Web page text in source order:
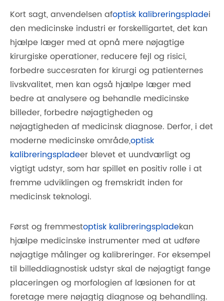
Kort sagt, anvendelsen afoptisk kalibreringspladei
den medicinske industri er forskelligartet, det kan
hjælpe læger med at opnå mere nøjagtige
kirurgiske operationer, reducere fejl og risici,
forbedre succesraten for kirurgi og patienternes
livskvalitet, men kan også hjælpe læger med
bedre at analysere og behandle medicinske
billeder, forbedre nøjagtigheden og
nøjagtigheden af ​​medicinsk diagnose. Derfor, i det
moderne medicinske område,optisk
kalibreringspladeer blevet et uundværligt og
vigtigt udstyr, som har spillet en positiv rolle i at
fremme udviklingen og fremskridt inden for
medicinsk teknologi.
Først og fremmestoptisk kalibreringspladekan
hjælpe medicinske instrumenter med at udføre
nøjagtige målinger og kalibreringer. For eksempel
til billeddiagnostisk udstyr skal de nøjagtigt fange
placeringen og morfologien af ​​læsionen for at
foretage mere nøjagtig diagnose og behandling.